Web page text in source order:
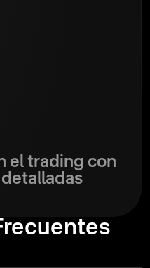
el trading con